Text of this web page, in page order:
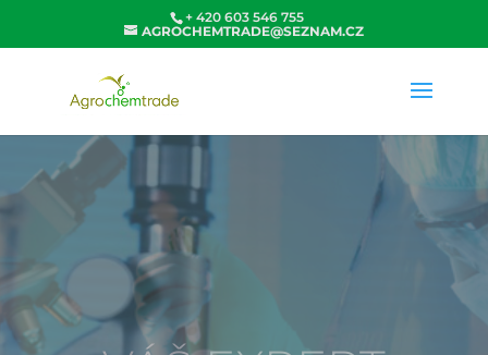
+ 420 603 546 755
AGROCHEMTRADE@SEZNAM.CZ